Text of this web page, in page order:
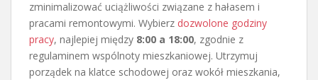
zminimalizować uciążliwości związane z hałasem i
pracami remontowymi. Wybierz dozwolone godziny
pracy, najlepiej między 8:00 a 18:00, zgodnie z
regulaminem wspólnoty mieszkaniowej. Utrzymuj
porządek na klatce schodowej oraz wokół mieszkania,